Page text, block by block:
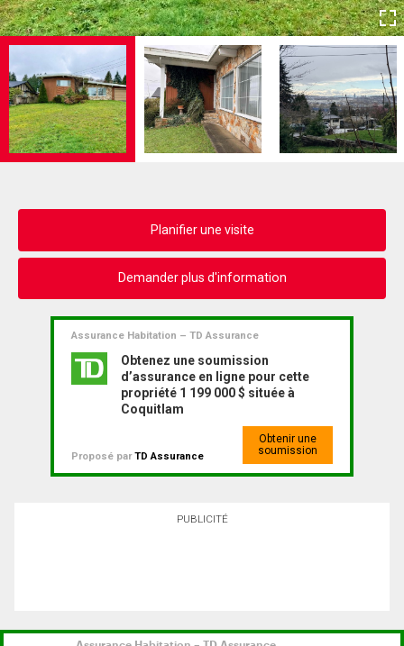
Planifier une visite
Demander plus d'information
Assurance Habitation – TD Assurance
Obtenez une soumission
d’assurance en ligne pour cette
propriété 1 199 000 $ située à
Coquitlam
Proposé parTD Assurance
Obtenir une
soumission
PUBLICITÉ